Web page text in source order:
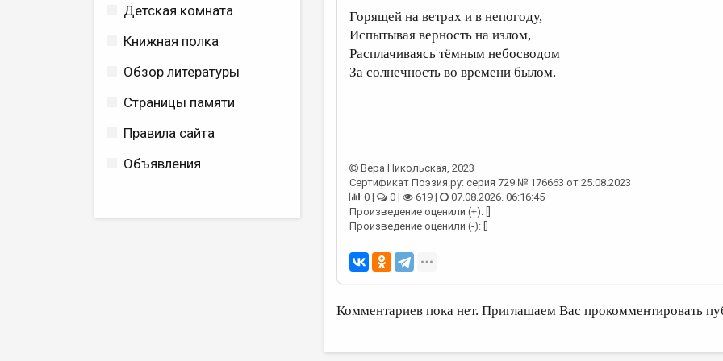
Детская комната
Книжная полка
Обзор литературы
Страницы памяти
Правила сайта
Объявления
Горящей на ветрах и в непогоду,
Испытывая верность на излом,
Расплачиваясь тёмным небосводом
За солнечность во времени былом.
Вера Никольская, 2023
Сертификат Поэзия.ру: серия 729 № 176663 от 25.08.2023
0 |
0 | 619 |
07.08.2026. 06:16:45
Произведение оценили (+): []
Произведение оценили (-): []
Комментариев пока нет. Приглашаем Вас прокомментировать